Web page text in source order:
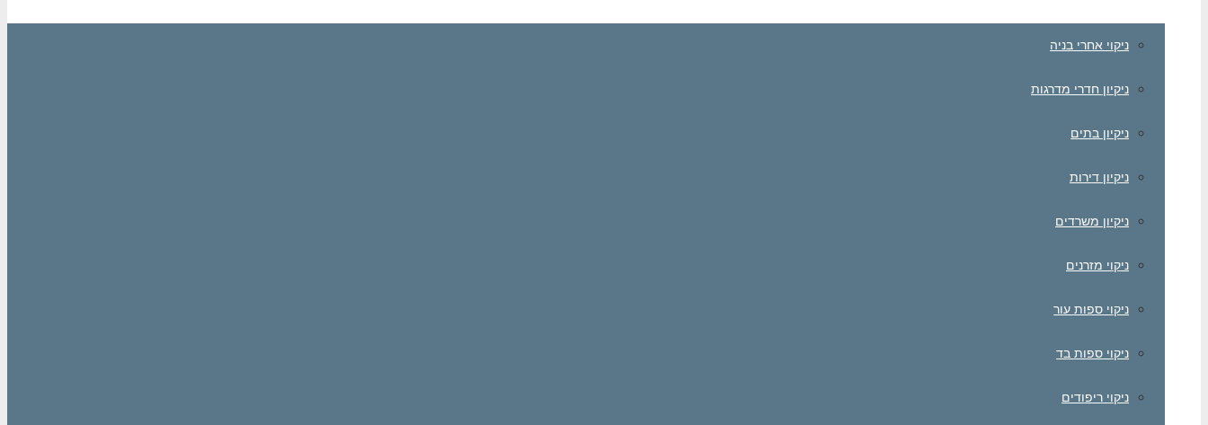
ניקוי אחרי בניה
ניקיון חדרי מדרגות
ניקיון בתים
ניקיון דירות
ניקיון משרדים
ניקוי מזרנים
ניקוי ספות עור
ניקוי ספות בד
ניקוי ריפודים